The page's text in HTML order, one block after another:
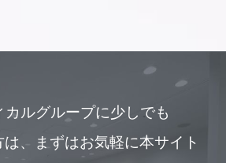
カルグループに少しでも
、
まずはお気軽に本サイト